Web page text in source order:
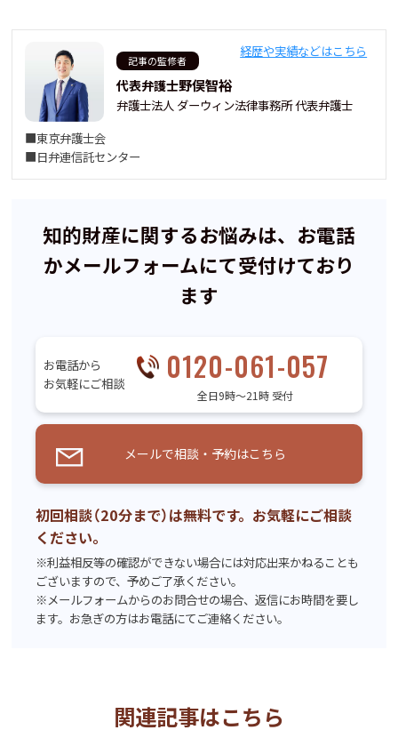
記事の監修者
代表弁護士野俣智裕
弁護士法人 ダーウィン法律事務所 代表弁護士
経歴や実績などはこちら
■東京弁護士会
■日弁連信託センター
知的財産に関するお悩みは、お電話
かメールフォームにて受付けており
ます
お電話から
お気軽にご相談
0120-061-057
全日9時〜21時 受付
メールで相談・予約はこちら
初回相談（20分まで）は無料です。お気軽にご相談
ください。
※利益相反等の確認ができない場合には対応出来かねることも
ございますので、予めご了承ください。
※メールフォームからのお問合せの場合、返信にお時間を要し
ます。お急ぎの方はお電話にてご連絡ください。
関連記事はこちら